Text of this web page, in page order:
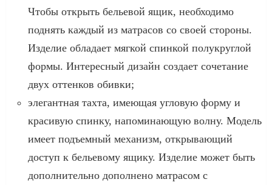
Чтобы открыть бельевой ящик, необходимо
поднять каждый из матрасов со своей стороны.
Изделие обладает мягкой спинкой полукруглой
формы. Интересный дизайн создает сочетание
двух оттенков обивки;
элегантная тахта, имеющая угловую форму и
красивую спинку, напоминающую волну. Модель
имеет подъемный механизм, открывающий
доступ к бельевому ящику. Изделие может быть
дополнительно дополнено матрасом с